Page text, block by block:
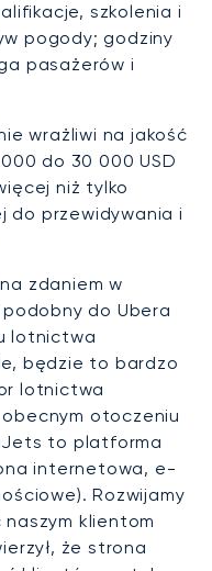
szkolenia i
pogody; godziny
pasażerów i
wrażliwi na jakość
do 30 000 USD
niż tylko
do przewidywania i
zdaniem w
do Ubera
lotnictwa
będzie to bardzo
lotnictwa
otoczeniu
to platforma
internetowa, e-
Rozwijamy
klientom
że strona